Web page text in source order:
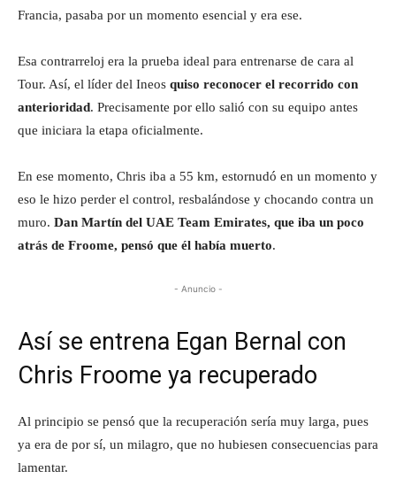
Francia, pasaba por un momento esencial y era ese.
Esa contrarreloj era la prueba ideal para entrenarse de cara al
Tour. Así, el líder del Ineos quiso reconocer el recorrido con
anterioridad. Precisamente por ello salió con su equipo antes
que iniciara la etapa oficialmente.
En ese momento, Chris iba a 55 km, estornudó en un momento y
eso le hizo perder el control, resbalándose y chocando contra un
muro. Dan Martín del UAE Team Emirates, que iba un poco
atrás de Froome, pensó que él había muerto.
- Anuncio -
Así se entrena Egan Bernal con
Chris Froome ya recuperado
Al principio se pensó que la recuperación sería muy larga, pues
ya era de por sí, un milagro, que no hubiesen consecuencias para
lamentar.